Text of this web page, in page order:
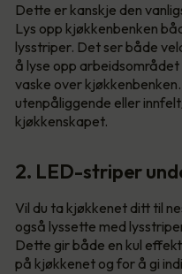
Dette er kanskje den
Lys opp kjøkkenbenken
lysstriper. Det ser både
å lyse opp
vaske over
utenpåliggende eller
kjøkkenskapet.
2. LED-striper
Vil du ta kjøkkenet ditt til
også lyssette med
Dette gir både en kul
på kjøkkenet og for å gi